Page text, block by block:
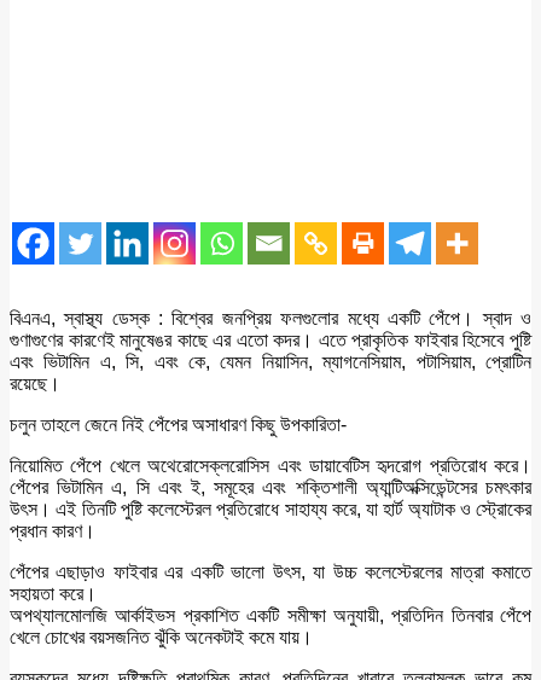
বিএনএ, স্বাস্থ্য ডেস্ক : বিশ্বের জনপ্রিয় ফলগুলোর মধ্যে একটি পেঁপে। স্বাদ ও
গুণাগুণের কারণেই মানুষেঙর কাছে এর এতো কদর। এতে প্রাকৃতিক ফাইবার হিসেবে পুষ্টি
এবং ভিটামিন এ, সি, এবং কে, যেমন নিয়াসিন, ম্যাগনেসিয়াম, পটাসিয়াম, প্রোটিন
রয়েছে।
চলুন তাহলে জেনে নিই পেঁপের অসাধারণ কিছু উপকারিতা-
নিয়োমিত পেঁপে খেলে অথেরোসেক্লরোসিস এবং ডায়াবেটিস হৃদরোগ প্রতিরোধ করে।
পেঁপের ভিটামিন এ, সি এবং ই, সমূহের এবং শক্তিশালী অ্যান্টিঅক্সিডেন্টসের চমৎকার
উৎস। এই তিনটি পুষ্টি কলেস্টেরল প্রতিরোধে সাহায্য করে, যা হার্ট অ্যাটাক ও স্ট্রোকের
প্রধান কারণ।
পেঁপের এছাড়াও ফাইবার এর একটি ভালো উৎস, যা উচ্চ কলেস্টেরলের মাত্রা কমাতে
সহায়তা করে।
অপথ্যালমোলজি আর্কাইভস প্রকাশিত একটি সমীক্ষা অনুযায়ী, প্রতিদিন তিনবার পেঁপে
খেলে চোখের বয়সজনিত ঝুঁকি অনেকটাই কমে যায়।